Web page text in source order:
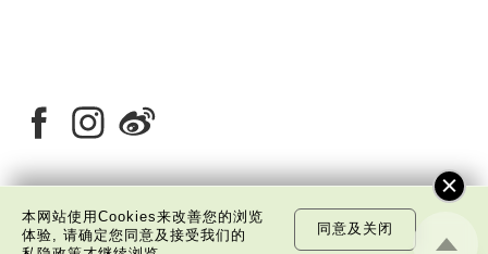
关于我们 版权告示 私隐政策声明 免责声明
本网站使用Cookies来改善您的浏览
体验, 请确定您同意及接受我们的
同意及关闭